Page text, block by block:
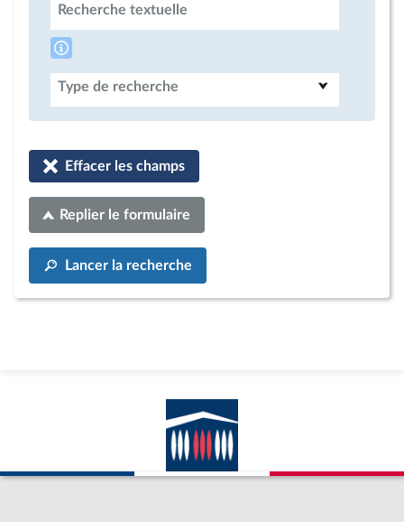
Recherche textuelle
Type de recherche
Effacer les champs
Replier le formulaire
Lancer la recherche